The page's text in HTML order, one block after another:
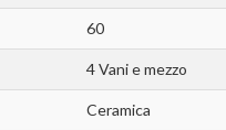
60
4 Vani e mezzo
Ceramica